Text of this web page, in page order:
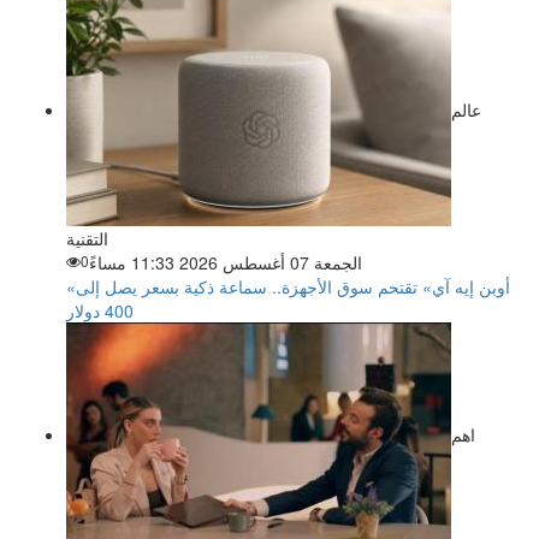
عالم
التقنية
الجمعة 07 أغسطس 2026 11:33 مساءً
0
«أوبن إيه آي» تقتحم سوق الأجهزة.. سماعة ذكية بسعر يصل إلى
400 دولار
اهم